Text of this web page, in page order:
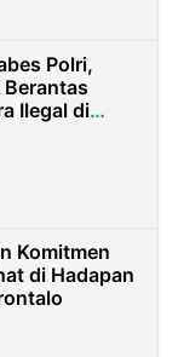
Polri,
Ilegal di
Komitmen
di Hadapan